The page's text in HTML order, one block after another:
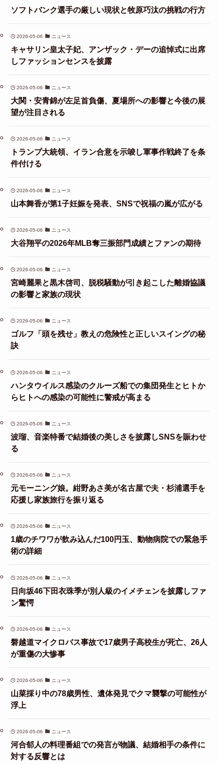
ソフトバンク選手の厳しい現状と牧原巧汰の挑戦の行方
2026-05-06 ニュース
キャサリン皇太子妃、アンザック・デーの追悼式に出席
しファッションセンスを披露
2026-05-06 ニュース
大関・安青錦が左足首負傷、夏場所への影響と今後の展
望が注目される
2026-05-06 ニュース
トランプ大統領、イラン合意を示唆し軍事作戦終了を条
件付ける
2026-05-06 ニュース
山本舞香が第1子妊娠を発表、SNSで祝福の嵐が広がる
2026-05-06 ニュース
大谷翔平の2026年MLB奪三振部門成績とファンの期待
2026-05-06 ニュース
宮崎麗果と黒木啓司、脱税騒動が引き起こした離婚協議
の影響と家族の現状
2026-05-06 ニュース
ゴルフ「頭を残せ」教えの危険性と正しいスイングの秘
訣
2026-05-06 ニュース
ハンタウイルス感染のクルーズ船での集団発生とヒトか
らヒトへの感染の可能性に警戒が高まる
2026-05-06 ニュース
波瑠、音楽特番で結婚後の美しさを披露しSNSを賑わせ
る
2026-05-06 ニュース
元モーニング娘。紺野あさ美が名古屋で夫・杉浦選手を
応援し家族旅行を振り返る
2026-05-06 ニュース
1歳のチワワが飲み込んだ100円玉、動物病院での緊急手
術の詳細
2026-05-06 ニュース
日向坂46下田衣珠季が別人級のイメチェンを披露しファ
ン驚愕
2026-05-06 ニュース
磐越道マイクロバス事故で17歳男子高校生が死亡、26人
が重傷の大惨事
2026-05-06 ニュース
山菜採り中の78歳男性、遺体発見でクマ襲撃の可能性が
浮上
2026-05-06 ニュース
河合郁人の料理番組での発言が物議、結婚相手の条件に
対する反響とは